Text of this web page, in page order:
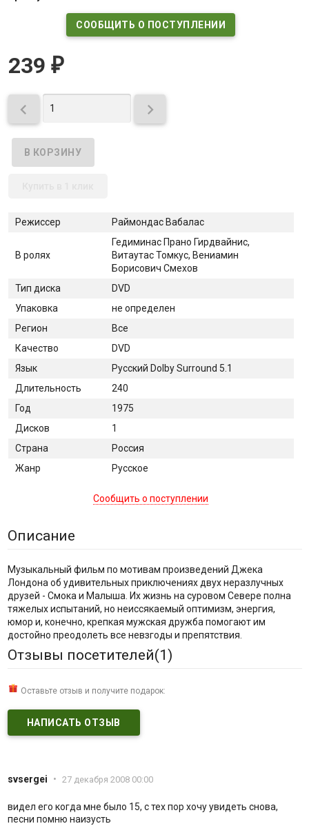
СООБЩИТЬ О ПОСТУПЛЕНИИ
239 ₽
 
Режиссер Раймондас Вабалас
В ролях
Гедиминас Прано Гирдвайнис,
Витаутас Томкус, Вениамин
Борисович Смехов
Тип диска
DVD
Упаковка
не определен
Регион
Все
Качество
DVD
Язык
Русский Dolby Surround 5.1
Длительность
240
Год
1975
Дисков
1
Страна
Россия
Жанр
Русское
Сообщить о поступлении
Описание
Музыкальный фильм по мотивам произведений Джека
Лондона об удивительных приключениях двух неразлучных
друзей - Смока и Малыша. Их жизнь на суровом Севере полна
тяжелых испытаний, но неиссякаемый оптимизм, энергия,
юмор и, конечно, крепкая мужская дружба помогают им
достойно преодолеть все невзгоды и препятствия.
Отзывы посетителей(1)
Оставьте отзыв и получите подарок:
НАПИСАТЬ ОТЗЫВ
svsergei • 27 декабря 2008 00:00
видел его когда мне было 15, с тех пор хочу увидеть снова,
песни помню наизусть